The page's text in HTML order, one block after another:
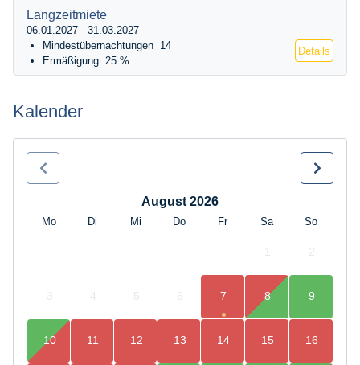
Langzeitmiete
06.01.2027 - 31.03.2027
Mindestübernachtungen 14
Ermäßigung 25 %
Details
Kalender
August 2026
Mo Di Mi Do Fr Sa So
1 2
3 4 5 6 7 8 9
10 11 12 13 14 15 16